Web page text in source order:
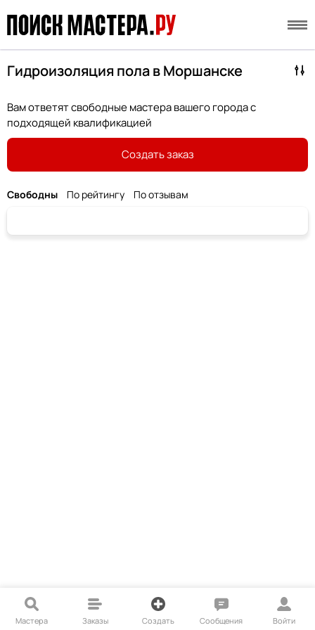
Гидроизоляция пола в Моршанске
Вам ответят свободные мастера вашего города с
подходящей квалификацией
Создать заказ
Свободны По рейтингу По отзывам
Мастера Заказы Создать Сообщения Войти